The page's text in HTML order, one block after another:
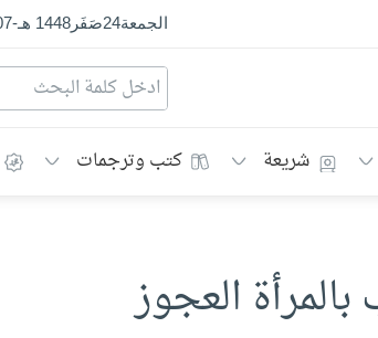
الجمعة24صَفَر1448 هـ -
شريعة كتب وترجمات
العجوز